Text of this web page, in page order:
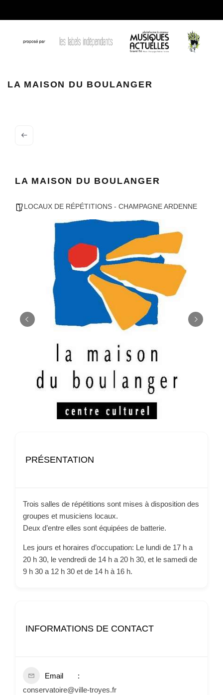
LA MAISON DU BOULANGER
LA MAISON DU BOULANGER
LOCAUX DE RÉPÉTITIONS - CHAMPAGNE ARDENNE
PRÉSENTATION
Trois salles de répétitions sont mises à disposition des
groupes et musiciens locaux.
Deux d’entre elles sont équipées de batterie.
Les jours et horaires d’occupation: Le lundi de 17 h a
20 h 30, le vendredi de 14 h a 20 h 30, et le samedi de
9 h 30 a 12 h 30 et de 14 h à 16 h.
INFORMATIONS DE CONTACT
Email
conservatoire@ville-troyes.fr